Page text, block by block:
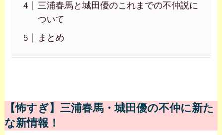
三浦春馬と城田優のこれまでの不仲説に
ついて
まとめ
【怖すぎ】三浦春馬・城田優の不仲に新た
な新情報！